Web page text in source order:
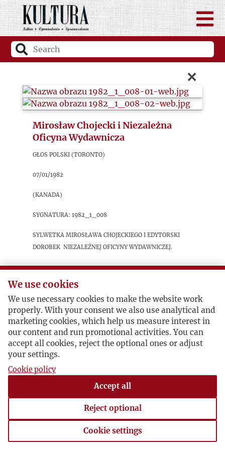
×
Mirosław Chojecki i Niezależna
Oficyna Wydawnicza
Głos Polski (Toronto)
07/01/1982
(Kanada)
sygnatura: 1982_1_008
Sylwetka Mirosława Chojeckiego i edytorski
dorobek Niezależnej Oficyny Wydawniczej.
Postacie powiązane
Bohater:Mirosław Chojecki
We use cookies
We use necessary cookies to make the website work
properly. With your consent we also use analytical and
marketing cookies, which help us measure interest in
our content and run promotional activities. You can
accept all cookies, reject the optional ones or adjust
your settings.
Cookie policy
Accept all
Reject optional
Cookie settings
Cookie settings